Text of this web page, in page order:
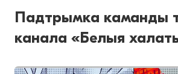
Падтрымка каманды
канала «Белыя